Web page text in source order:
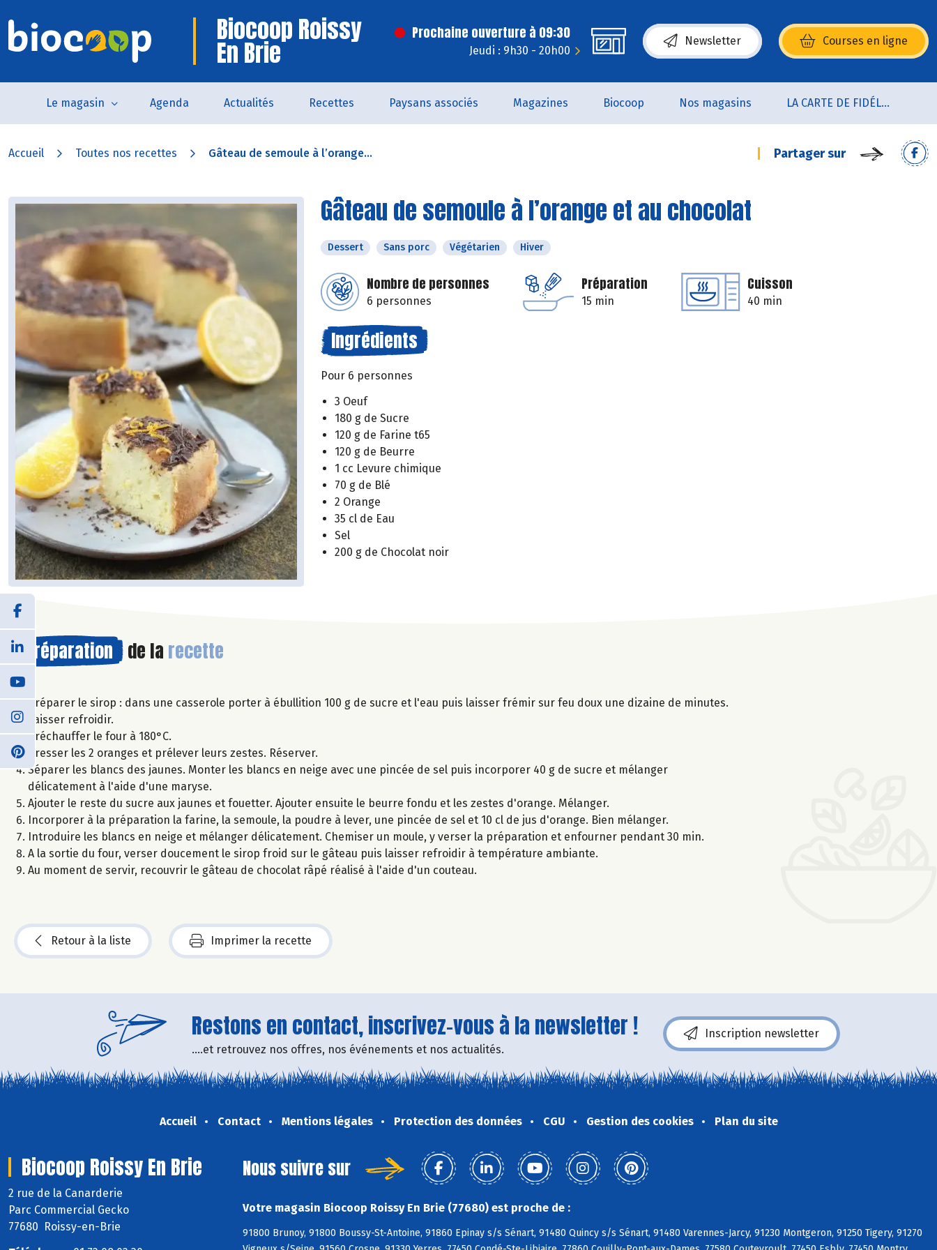
Biocoop Roissy
En Brie
Prochaine ouverture à 09:30
Jeudi : 9h30 - 20h00
Newsletter Courses en ligne
(s’ouvre dans une nouvelle fenêtre)
Le magasin Agenda Actualités Recettes Paysans associés Magazines Biocoop Nos magasins LA CARTE DE FIDÉLITÉ
Accueil Toutes nos recettes Gâteau de semoule à l’orange... Partager sur
Gâteau de semoule à l’orange et au chocolat
Dessert Sans porc Végétarien Hiver
Nombre de personnes
6 personnes
Préparation
15 min
Cuisson
40 min
Ingrédients
Pour 6 personnes
3 Oeuf
180 g de Sucre
120 g de Farine t65
120 g de Beurre
1 cc Levure chimique
70 g de Blé
2 Orange
35 cl de Eau
Sel
200 g de Chocolat noir
Préparation de la recette
Préparer le sirop : dans une casserole porter à ébullition 100 g de sucre et l'eau puis laisser frémir sur feu doux une dizaine de minutes.
Laisser refroidir.
Préchauffer le four à 180°C.
Presser les 2 oranges et prélever leurs zestes. Réserver.
Séparer les blancs des jaunes. Monter les blancs en neige avec une pincée de sel puis incorporer 40 g de sucre et mélanger
délicatement à l'aide d'une maryse.
Ajouter le reste du sucre aux jaunes et fouetter. Ajouter ensuite le beurre fondu et les zestes d'orange. Mélanger.
Incorporer à la préparation la farine, la semoule, la poudre à lever, une pincée de sel et 10 cl de jus d'orange. Bien mélanger.
Introduire les blancs en neige et mélanger délicatement. Chemiser un moule, y verser la préparation et enfourner pendant 30 min.
A la sortie du four, verser doucement le sirop froid sur le gâteau puis laisser refroidir à température ambiante.
Au moment de servir, recouvrir le gâteau de chocolat râpé réalisé à l'aide d'un couteau.
Retour à la liste Imprimer la recette
Restons en contact, inscrivez-vous à la newsletter !
....et retrouvez nos offres, nos événements et nos actualités.
Inscription newsletter
Accueil Contact Mentions légales Protection des données CGU Gestion des cookies Plan du site
Biocoop Roissy En Brie
2 rue de la Canarderie
Parc Commercial Gecko
77680 Roissy-en-Brie
Nous suivre sur
Votre magasin Biocoop Roissy En Brie (77680) est proche de :
91800 Brunoy, 91800 Boussy-St-Antoine, 91860 Epinay s/s Sénart, 91480 Quincy s/s Sénart, 91480 Varennes-Jarcy, 91230 Montgeron, 91250 Tigery, 91270